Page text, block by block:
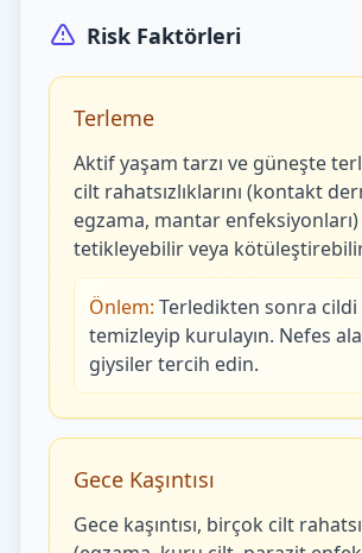
Risk Faktörleri
Terleme
Aktif yaşam tarzı ve güneşte
cilt rahatsızlıklarını (kontakt
egzama, mantar enfeksiyonları)
tetikleyebilir veya
Önlem: Terledikten sonra cildi
temizleyip kurulayın. Nefes
giysiler tercih edin.
Gece Kaşıntısı
Gece kaşıntısı, birçok cilt